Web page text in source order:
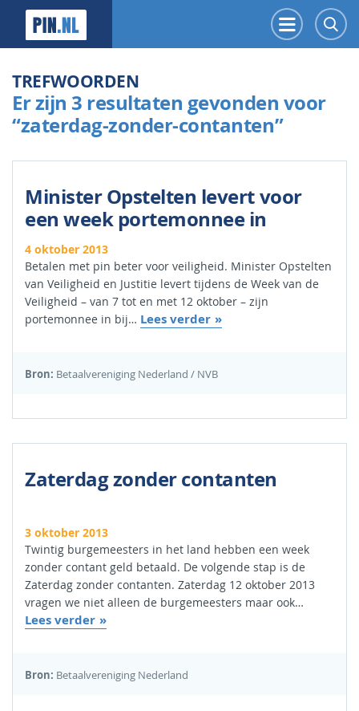
Menu
TREFWOORDEN
Er zijn 3 resultaten gevonden voor
“zaterdag-zonder-contanten”
Minister Opstelten levert voor
een week portemonnee in
4 oktober 2013
Betalen met pin beter voor veiligheid. Minister Opstelten
van Veiligheid en Justitie levert tijdens de Week van de
Veiligheid – van 7 tot en met 12 oktober – zijn
portemonnee in bij… Lees verder
Bron: Betaalvereniging Nederland / NVB
Zaterdag zonder contanten
3 oktober 2013
Twintig burgemeesters in het land hebben een week
zonder contant geld betaald. De volgende stap is de
Zaterdag zonder contanten. Zaterdag 12 oktober 2013
vragen we niet alleen de burgemeesters maar ook…
Lees verder
Bron: Betaalvereniging Nederland